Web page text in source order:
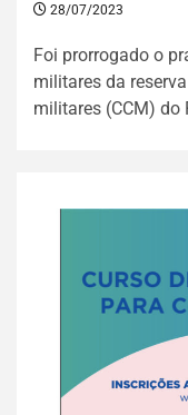
28/07/2023
Foi prorrogado o
militares da
militares (CCM) do